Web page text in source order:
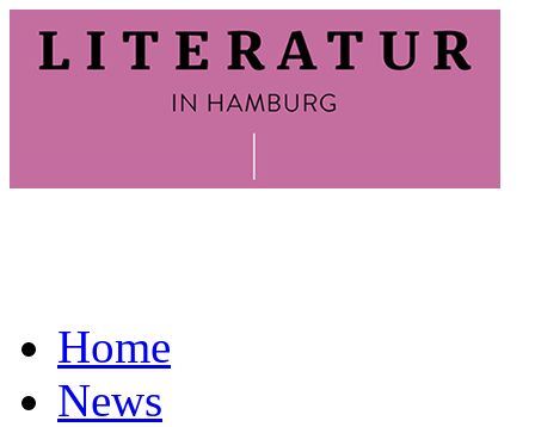
Home
News